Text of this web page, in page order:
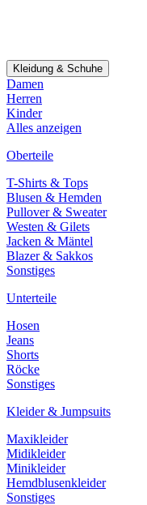
Kleidung & Schuhe
Damen
Herren
Kinder
Alles anzeigen
Oberteile
T-Shirts & Tops
Blusen & Hemden
Pullover & Sweater
Westen & Gilets
Jacken & Mäntel
Blazer & Sakkos
Sonstiges
Unterteile
Hosen
Jeans
Shorts
Röcke
Sonstiges
Kleider & Jumpsuits
Maxikleider
Midikleider
Minikleider
Hemdblusenkleider
Sonstiges